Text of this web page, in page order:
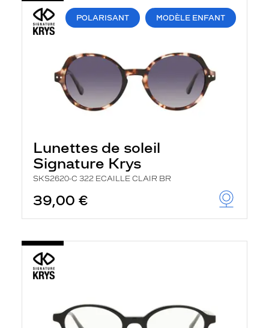
POLARISANT MODÈLE ENFANT
Lunettes de soleil
Signature Krys
SKS2620-C 322 ECAILLE CLAIR BR
39,00 €